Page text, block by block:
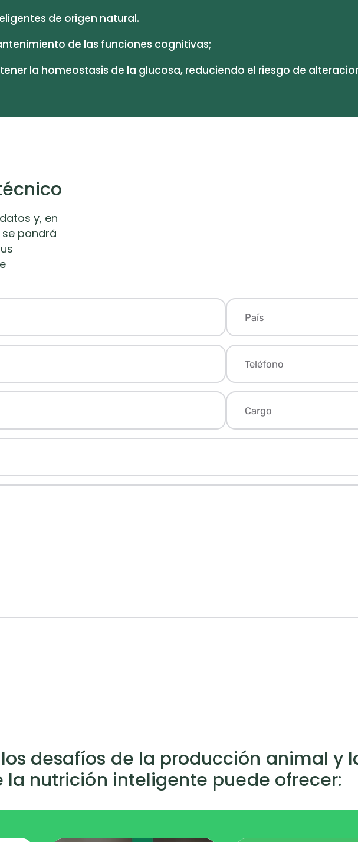
de origen natural.
de las funciones cognitivas;
la homeostasis de la glucosa, reduciendo el riesgo de
y, en
pondrá
desafíos de la producción animal y
la nutrición inteligente puede ofrecer: